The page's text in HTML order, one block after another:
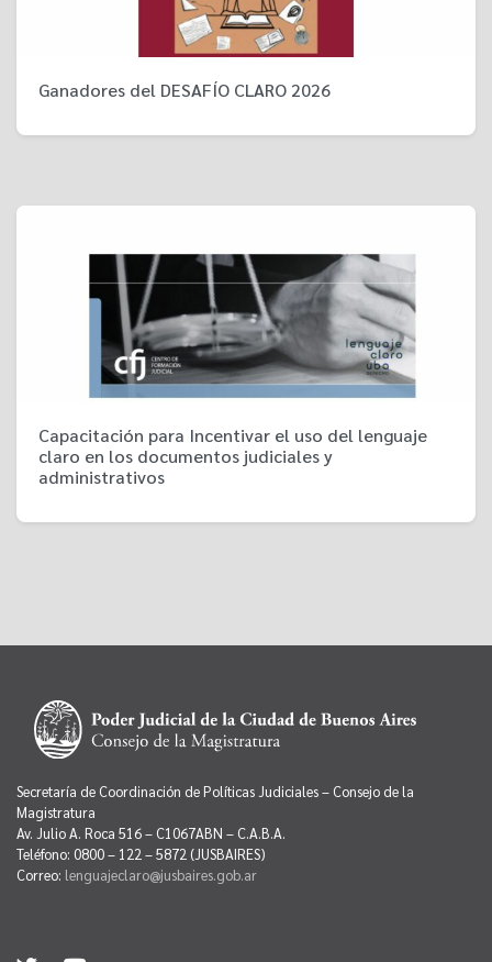
Ganadores del DESAFÍO CLARO 2026
Capacitación para Incentivar el uso del lenguaje
claro en los documentos judiciales y
administrativos
Secretaría de Coordinación de Políticas Judiciales – Consejo de la
Magistratura
Av. Julio A. Roca 516 – C1067ABN – C.A.B.A.
Teléfono: 0800 – 122 – 5872 (JUSBAIRES)
Correo: lenguajeclaro@jusbaires.gob.ar